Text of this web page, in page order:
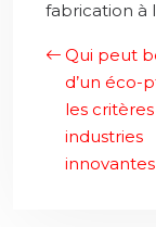
fabrication à
Qui peut
d’un éco-
les
industries
innovantes